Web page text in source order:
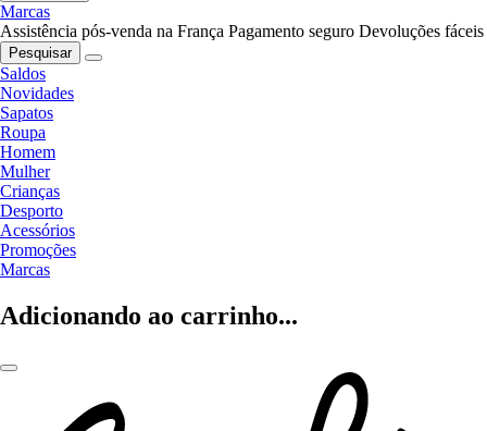
Marcas
Assistência pós-venda na França Pagamento seguro Devoluções fáceis
Pesquisar
Saldos
Novidades
Sapatos
Roupa
Homem
Mulher
Crianças
Desporto
Acessórios
Promoções
Marcas
Adicionando ao carrinho...